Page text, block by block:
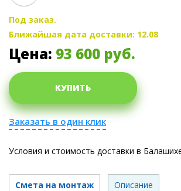
Под заказ.
Ближайшая дата доставки: 12.08
Цена: 93 600 руб.
КУПИТЬ
Заказать в один клик
Условия и стоимость доставки в
Смета на монтаж Описание